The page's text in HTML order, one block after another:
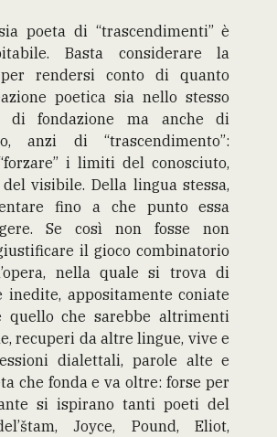
poeta di “trascendimenti” è
Basta considerare la
rendersi conto di quanto
poetica sia nello stesso
di fondazione ma anche di
anzi di “trascendimento”:
i limiti del conosciuto,
visibile. Della lingua stessa,
fino a che punto essa
Se così non fosse non
il gioco combinatorio
nella quale si trova di
inedite, appositamente coniate
quello che sarebbe altrimenti
recuperi da altre lingue, vive e
dialettali, parole alte e
che fonda e va oltre: forse per
si ispirano tanti poeti del
Joyce, Pound, Eliot,